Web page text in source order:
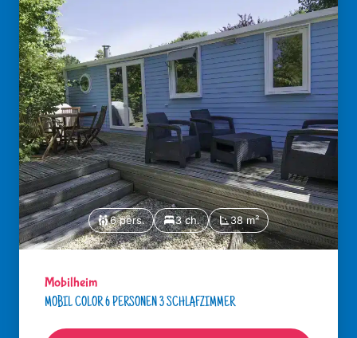
6 pers. 3 ch. 38 m²
Mobilheim
MOBIL COLOR 6 PERSONEN 3 SCHLAFZIMMER